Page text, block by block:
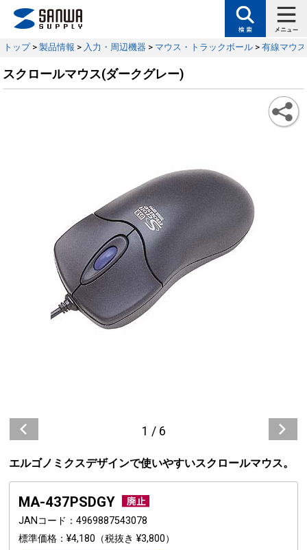
トップ> 製品情報 > 入力・周辺機器 > マウス・トラックボール > 有線マウス
スクロールマウス(ダークグレー)
1 / 6
エルゴノミクスデザインで使いやすいスクロールマウス。
MA-437PSDGY
JANコード
4969887543078
標準価格
¥4,180 （税抜き ¥3,800）